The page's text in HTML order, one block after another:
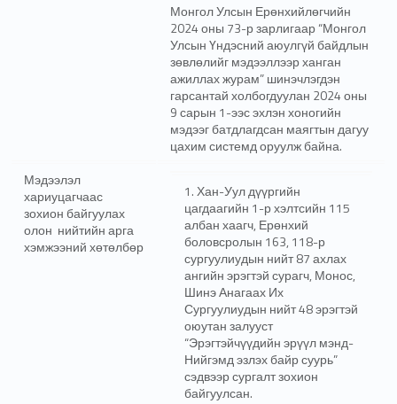
Монгол Улсын Ерөнхийлөгчийн
2024 оны 73-р зарлигаар “Монгол
Улсын Үндэсний аюулгүй байдлын
зөвлөлийг мэдээллээр ханган
ажиллах журам” шинэчлэгдэн
гарсантай холбогдуулан 2024 оны
9 сарын 1-ээс эхлэн хоногийн
мэдээг батдлагдсан маягтын дагуу
цахим системд оруулж байна.
Мэдээлэл
хариуцагчаас
зохион байгуулах
олон нийтийн арга
хэмжээний хөтөлбөр
1. Хан-Уул дүүргийн
цагдаагийн 1-р хэлтсийн 115
албан хаагч, Ерөнхий
боловсролын 163, 118-р
сургуулиудын нийт 87 ахлах
ангийн эрэгтэй сурагч, Монос,
Шинэ Анагаах Их
Сургуулиудын нийт 48 эрэгтэй
оюутан залууст
“Эрэгтэйчүүдийн эрүүл мэнд-
Нийгэмд эзлэх байр суурь”
сэдвээр сургалт зохион
байгуулсан.